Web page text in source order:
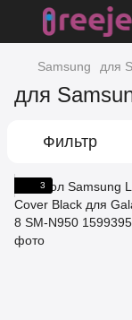
Samsung для
для
Фильтр
3